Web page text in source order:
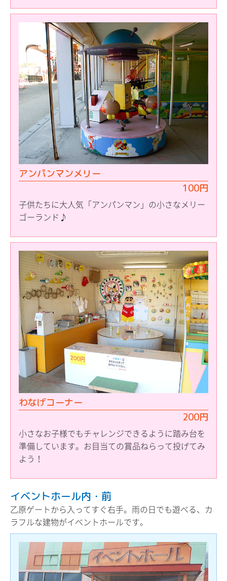
アンパンマンメリー
100円
子供たちに大人気「アンパンマン」の小さなメリー
ゴーランド♪
わなげコーナー
200円
小さなお子様でもチャレンジできるように踏み台を
準備しています。お目当ての賞品ねらって投げてみ
よう！
イベントホール内・前
乙原ゲートから入ってすぐ右手。雨の日でも遊べる、カ
ラフルな建物がイベントホールです。